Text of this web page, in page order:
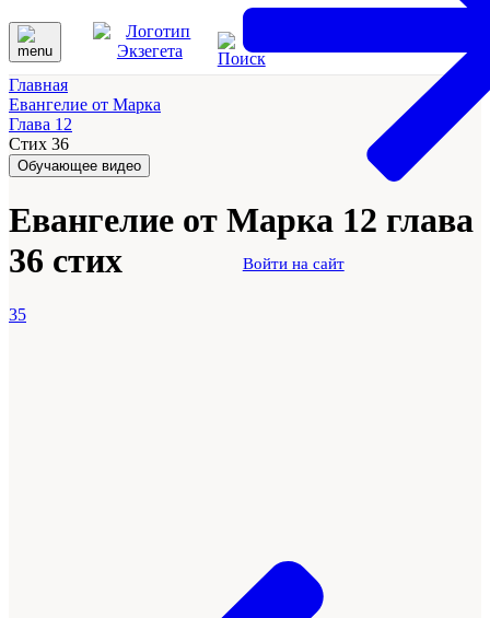
Войти на сайт
Главная
Евангелие от Марка
Глава 12
Стих 36
Обучающее видео
Евангелие от Марка 12 глава
36 стих
35